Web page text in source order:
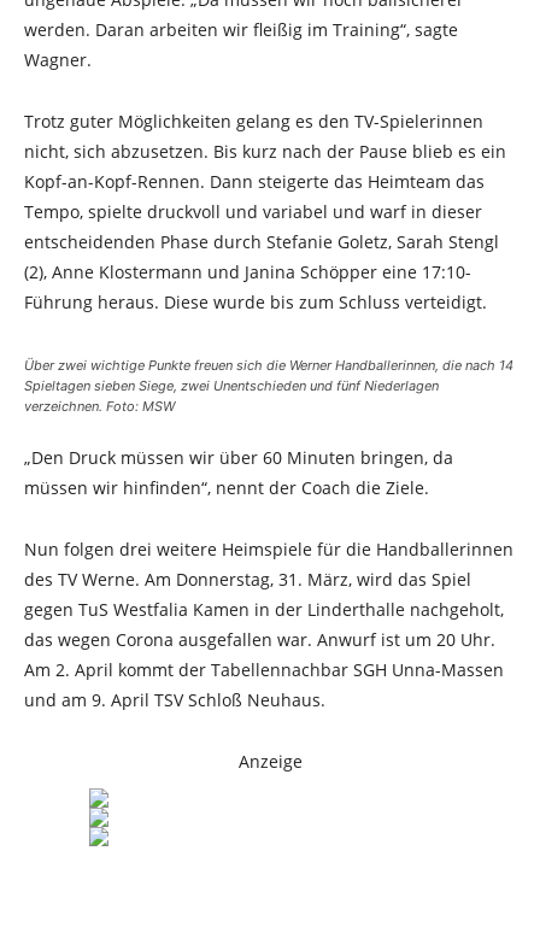
werden. Daran arbeiten wir fleißig im Training“, sagte
Wagner.
Trotz guter Möglichkeiten gelang es den TV-Spielerinnen
nicht, sich abzusetzen. Bis kurz nach der Pause blieb es ein
Kopf-an-Kopf-Rennen. Dann steigerte das Heimteam das
Tempo, spielte druckvoll und variabel und warf in dieser
entscheidenden Phase durch Stefanie Goletz, Sarah Stengl
(2), Anne Klostermann und Janina Schöpper eine 17:10-
Führung heraus. Diese wurde bis zum Schluss verteidigt.
Über zwei wichtige Punkte freuen sich die Werner Handballerinnen, die nach 14
Spieltagen sieben Siege, zwei Unentschieden und fünf Niederlagen
verzeichnen. Foto: MSW
„Den Druck müssen wir über 60 Minuten bringen, da
müssen wir hinfinden“, nennt der Coach die Ziele.
Nun folgen drei weitere Heimspiele für die Handballerinnen
des TV Werne. Am Donnerstag, 31. März, wird das Spiel
gegen TuS Westfalia Kamen in der Linderthalle nachgeholt,
das wegen Corona ausgefallen war. Anwurf ist um 20 Uhr.
Am 2. April kommt der Tabellennachbar SGH Unna-Massen
und am 9. April TSV Schloß Neuhaus.
Anzeige